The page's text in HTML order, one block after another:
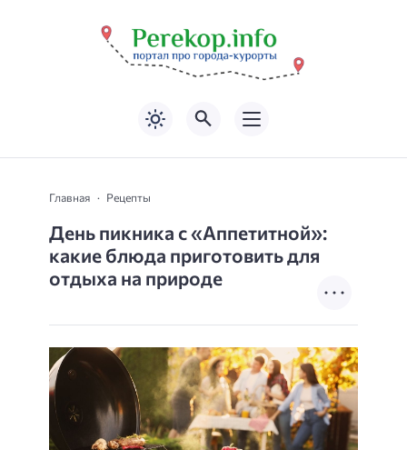
Главная Рецепты
День пикника с «Аппетитной»:
какие блюда приготовить для
отдыха на природе